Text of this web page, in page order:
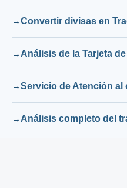
Convertir divisas en
Análisis de la Tarjeta
Servicio de Atención al
Análisis completo del